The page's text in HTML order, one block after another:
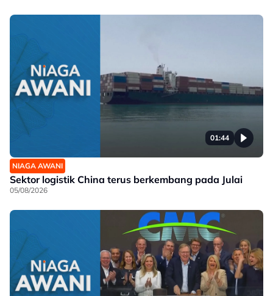
01:44
NIAGA AWANI
Sektor logistik China terus berkembang pada Julai
05/08/2026